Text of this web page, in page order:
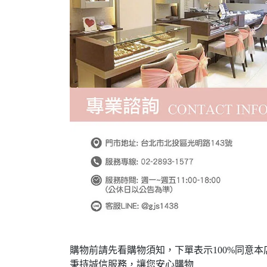
購物前請先看購物須知，下單表示100%同意本
秉持誠信服務，讓您安心購物